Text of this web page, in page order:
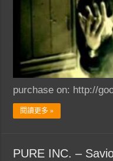
purchase on: http://
閱讀更多 »
PURE INC. –